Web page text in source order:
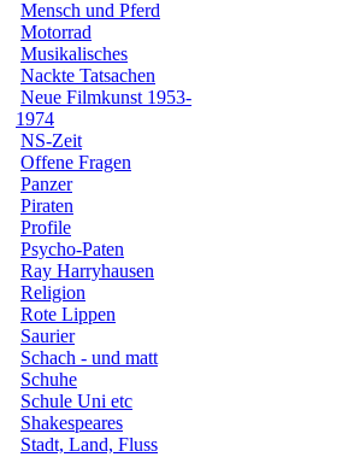
Mensch und Pferd
Motorrad
Musikalisches
Nackte Tatsachen
Neue Filmkunst 1953-
1974
NS-Zeit
Offene Fragen
Panzer
Piraten
Profile
Psycho-Paten
Ray Harryhausen
Religion
Rote Lippen
Saurier
Schach - und matt
Schuhe
Schule Uni etc
Shakespeares
Stadt, Land, Fluss